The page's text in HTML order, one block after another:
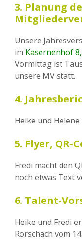
3. Planung
Unsere
im Kasernenhof
Vormittag ist
unsere MV statt.
4.
Heike und
5. Flyer, QR-
Fredi macht den
noch etwas Text
6. Talent-
Heike und Fredi
Rorschach vom